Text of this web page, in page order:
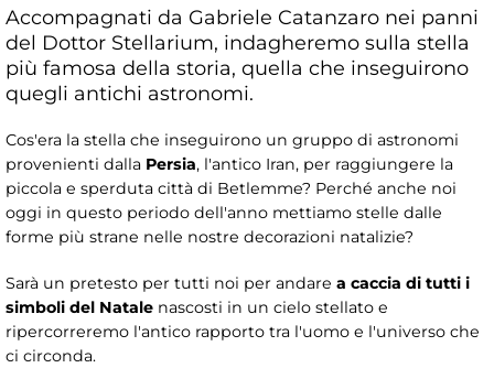
Accompagnati da Gabriele Catanzaro nei panni
del Dottor Stellarium, indagheremo sulla stella
più famosa della storia, quella che inseguirono
quegli antichi astronomi.
Cos'era la stella che inseguirono un gruppo di astronomi
provenienti dalla Persia, l'antico Iran, per raggiungere la
piccola e sperduta città di Betlemme? Perché anche noi
oggi in questo periodo dell'anno mettiamo stelle dalle
forme più strane nelle nostre decorazioni natalizie?
Sarà un pretesto per tutti noi per andare a caccia di tutti i
simboli del Natale nascosti in un cielo stellato e
ripercorreremo l'antico rapporto tra l'uomo e l'universo che
ci circonda.